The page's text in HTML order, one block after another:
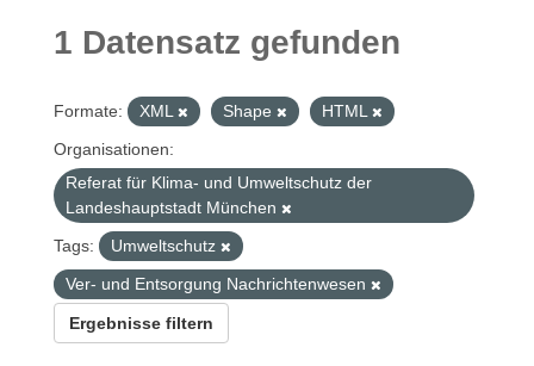
1 Datensatz gefunden
Formate: XML Shape
HTML
Organisationen:
Referat für Klima- und Umweltschutz der
Landeshauptstadt München
Tags:
Umweltschutz
Ver- und Entsorgung Nachrichtenwesen
Ergebnisse filtern